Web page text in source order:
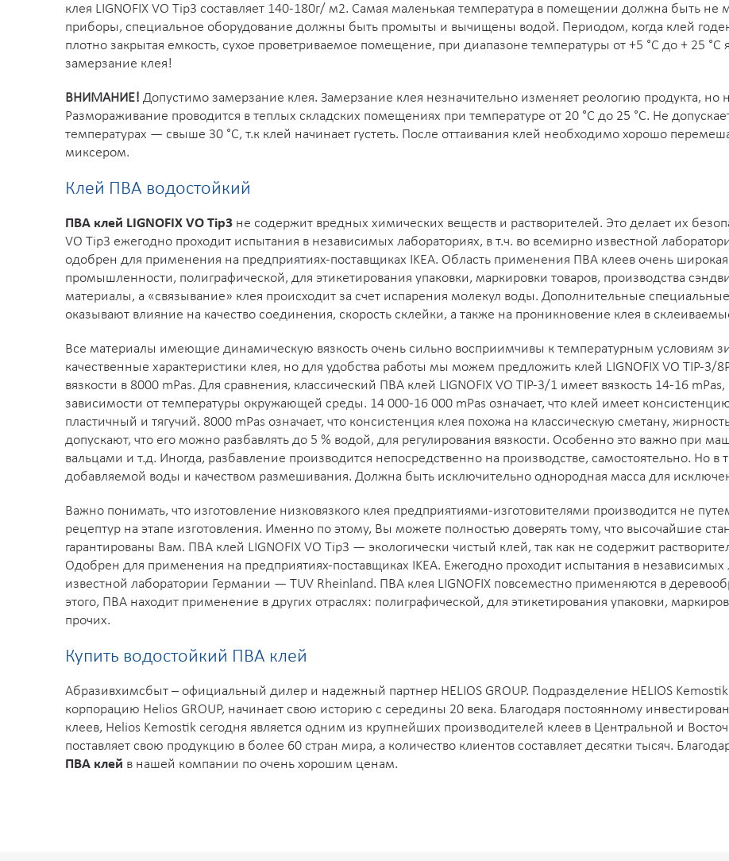
клея LIGNOFIX VO Tip3 составляет 140-180г/ м2. Самая маленькая температура в помещении должна быть
приборы, специальное оборудование должны быть промыты и вычищены водой. Периодом, когда клей
плотно закрытая емкость, сухое проветриваемое помещение, при диапазоне температуры от +5 °С до + 25 °С
замерзание клея!
ВНИМАНИЕ! Допустимо замерзание клея. Замерзание клея незначительно изменяет реологию продукта, но
Размораживание проводится в теплых складских помещениях при температуре от 20 °C до 25 °C. Не
температурах — свыше 30 °C, т.к клей начинает густеть. После оттаивания клей необходимо хорошо
миксером.
Клей ПВА водостойкий
ПВА клей LIGNOFIX VO Tip3 не содержит вредных химических веществ и растворителей. Это делает их
VO Tip3 ежегодно проходит испытания в независимых лабораториях, в т.ч. во всемирно известной
одобрен для применения на предприятиях-поставщиках IKEA. Область применения ПВА клеев очень
промышленности, полиграфической, для этикетирования упаковки, маркировки товаров, производства
материалы, а «связывание» клея происходит за счет испарения молекул воды. Дополнительные
оказывают влияние на качество соединения, скорость склейки, а также на проникновение клея в
Все материалы имеющие динамическую вязкость очень сильно восприимчивы к температурным условиям
качественные характеристики клея, но для удобства работы мы можем предложить клей LIGNOFIX VO TIP-3/
вязкости в 8000 mPas. Для сравнения, классический ПВА клей LIGNOFIX VO TIP-3/1 имеет вязкость 14-16
зависимости от температуры окружающей среды. 14 000-16 000 mPas означает, что клей имеет
пластичный и тягучий. 8000 mPas означает, что консистенция клея похожа на классическую сметану,
допускают, что его можно разбавлять до 5 % водой, для регулирования вязкости. Особенно это важно при
вальцами и т.д. Иногда, разбавление производится непосредственно на производстве, самостоятельно. Но в
добавляемой воды и качеством размешивания. Должна быть исключительно однородная масса для
Важно понимать, что изготовление низковязкого клея предприятиями-изготовителями производится не
рецептур на этапе изготовления. Именно по этому, Вы можете полностью доверять тому, что высочайшие
гарантированы Вам. ПВА клей LIGNOFIX VO Tip3 — экологически чистый клей, так как не содержит
Одобрен для применения на предприятиях-поставщиках IKEA. Ежегодно проходит испытания в независимых
известной лаборатории Германии — TUV Rheinland. ПВА клея LIGNOFIX повсеместно применяются в
этого, ПВА находит применение в других отраслях: полиграфической, для этикетирования упаковки,
прочих.
Купить водостойкий ПВА клей
Абразивхимсбыт – официальный дилер и надежный партнер HELIOS GROUP. Подразделение HELIOS
корпорацию Helios GROUP, начинает свою историю с середины 20 века. Благодаря постоянному
клеев, Helios Kemostik сегодня является одним из крупнейших производителей клеев в Центральной и
поставляет свою продукцию в более 60 стран мира, а количество клиентов составляет десятки тысяч.
ПВА клей в нашей компании по очень хорошим ценам.